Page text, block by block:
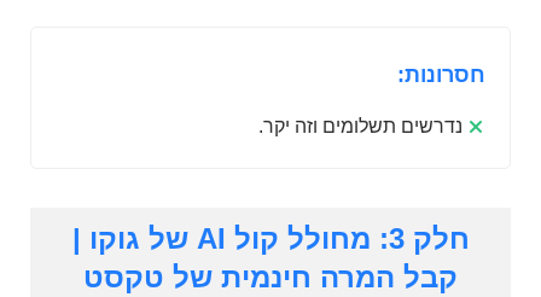
חסרונות:
נדרשים תשלומים וזה יקר.
חלק 3: מחולל קול AI של גוקו |
קבל המרה חינמית של טקסט